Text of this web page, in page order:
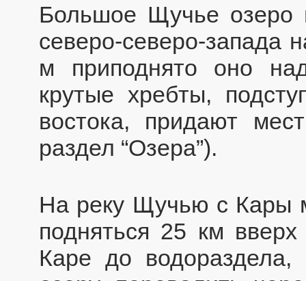
Большое Щучье озеро
северо-северо-запада
м приподнято оно
крутые хребты,
востока, придают
раздел “Озера”).
На реку Щучью с Кары
подняться 25 км
Каре до